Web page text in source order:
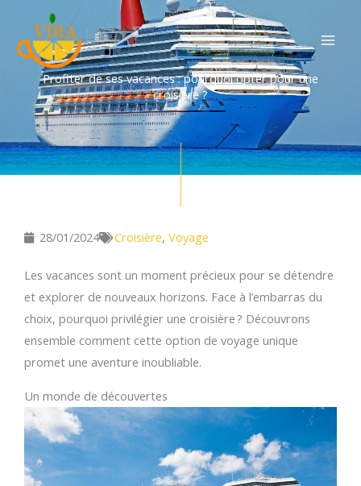
contenu
Profiter de ses vacances : pourquoi opter pour une
croisière ?
28/01/2024 Croisière, Voyage
Les vacances sont un moment précieux pour se détendre
et explorer de nouveaux horizons. Face à l’embarras du
choix, pourquoi privilégier une croisière ? Découvrons
ensemble comment cette option de voyage unique
promet une aventure inoubliable.
Un monde de découvertes